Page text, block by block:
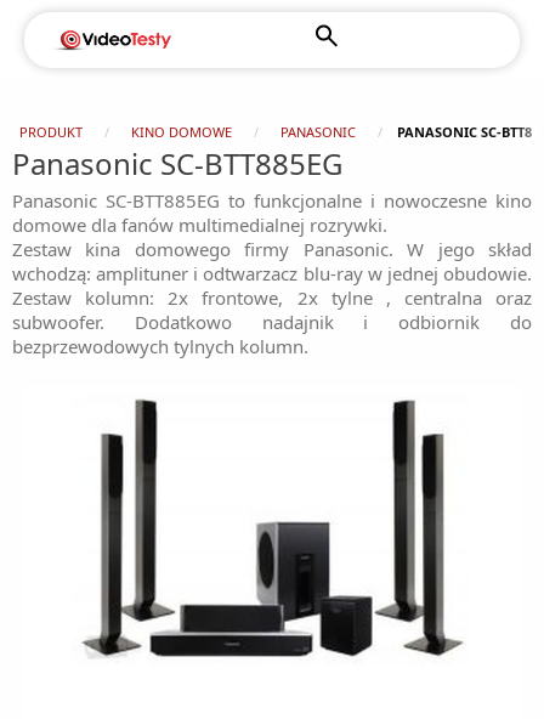
PRODUKT KINO DOMOWE PANASONIC PANASONIC SC-
Panasonic SC-BTT885EG
Panasonic SC-BTT885EG to funkcjonalne i nowoczesne kino
domowe dla fanów multimedialnej rozrywki.
Zestaw kina domowego firmy Panasonic. W jego skład
wchodzą: amplituner i odtwarzacz blu-ray w jednej obudowie.
Zestaw kolumn: 2x frontowe, 2x tylne , centralna oraz
subwoofer. Dodatkowo nadajnik i odbiornik do
bezprzewodowych tylnych kolumn.